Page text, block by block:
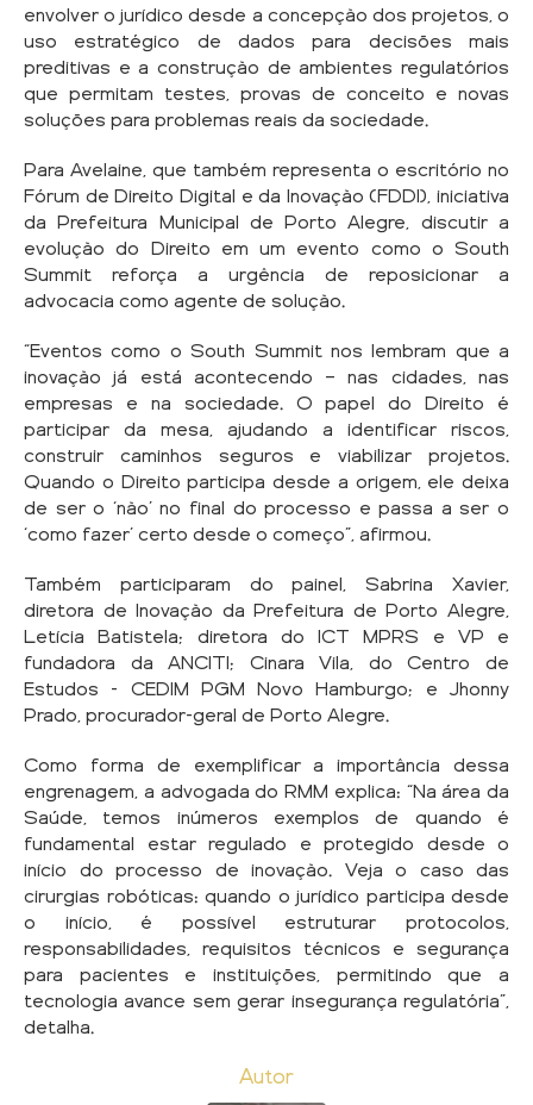
envolver o jurídico desde a concepção dos projetos, o
uso estratégico de dados para decisões mais
preditivas e a construção de ambientes regulatórios
que permitam testes, provas de conceito e novas
soluções para problemas reais da sociedade.
Para Avelaine, que também representa o escritório no
Fórum de Direito Digital e da Inovação (FDDI), iniciativa
da Prefeitura Municipal de Porto Alegre, discutir a
evolução do Direito em um evento como o South
Summit reforça a urgência de reposicionar a
advocacia como agente de solução.
“Eventos como o South Summit nos lembram que a
inovação já está acontecendo — nas cidades, nas
empresas e na sociedade. O papel do Direito é
participar da mesa, ajudando a identificar riscos,
construir caminhos seguros e viabilizar projetos.
Quando o Direito participa desde a origem, ele deixa
de ser o ‘não’ no final do processo e passa a ser o
‘como fazer’ certo desde o começo”, afirmou.
Também participaram do painel, Sabrina Xavier,
diretora de Inovação da Prefeitura de Porto Alegre,
Letícia Batistela; diretora do ICT MPRS e VP e
fundadora da ANCITI; Cinara Vila, do Centro de
Estudos - CEDIM PGM Novo Hamburgo; e Jhonny
Prado, procurador-geral de Porto Alegre.
Como forma de exemplificar a importância dessa
engrenagem, a advogada do RMM explica: “Na área da
Saúde, temos inúmeros exemplos de quando é
fundamental estar regulado e protegido desde o
início do processo de inovação. Veja o caso das
cirurgias robóticas: quando o jurídico participa desde
o início, é possível estruturar protocolos,
responsabilidades, requisitos técnicos e segurança
para pacientes e instituições, permitindo que a
tecnologia avance sem gerar insegurança regulatória”,
detalha.
Autor